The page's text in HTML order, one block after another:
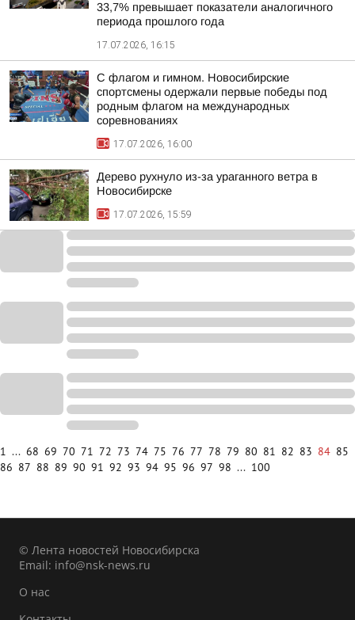
33,7% превышает показатели аналогичного
периода прошлого года
17.07.2026, 16:15
С флагом и гимном. Новосибирские
спортсмены одержали первые победы под
родным флагом на международных
соревнованиях
17.07.2026, 16:00
Дерево рухнуло из-за ураганного ветра в
Новосибирске
17.07.2026, 15:59
1 ... 68 69 70 71 72 73 74 75 76 77 78 79 80 81 82 83 84 85
86 87 88 89 90 91 92 93 94 95 96 97 98 ... 100
© Лента новостей Новосибирска
Email: info@nsk-news.ru
О нас